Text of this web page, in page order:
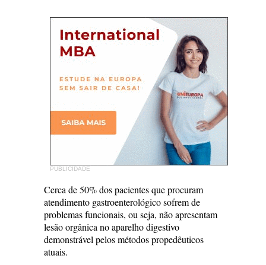
PUBLICIDADE
Cerca de 50% dos pacientes que procuram
atendimento gastroenterológico sofrem de
problemas funcionais, ou seja, não apresentam
lesão orgânica no aparelho digestivo
demonstrável pelos métodos propedêuticos
atuais.